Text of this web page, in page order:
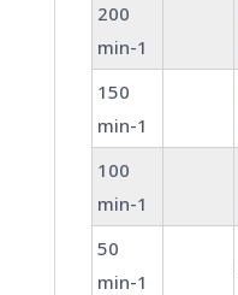
200
min-1
150
min-1
100
min-1
50
min-1